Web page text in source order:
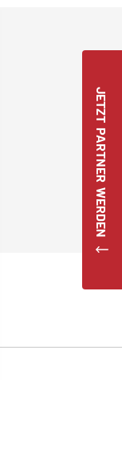
JETZT PARTNER WERDEN